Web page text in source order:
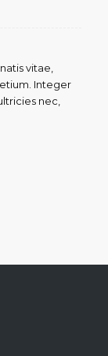
vitae,
Integer
nec,